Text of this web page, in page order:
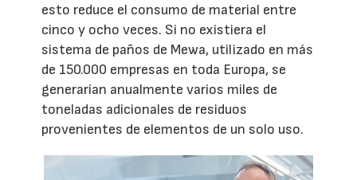
esto reduce el consumo de material entre
cinco y ocho veces. Si no existiera el
sistema de paños de Mewa, utilizado en más
de 150.000 empresas en toda Europa, se
generarían anualmente varios miles de
toneladas adicionales de residuos
provenientes de elementos de un solo uso.